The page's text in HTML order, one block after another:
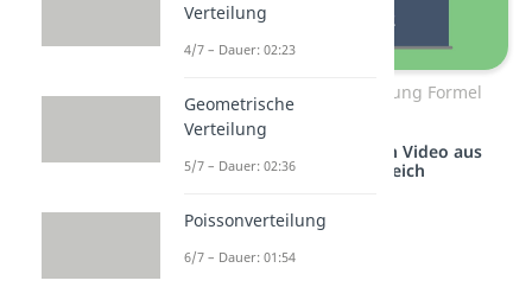
Hypergeometrische Verteilung Formel
Studyflix vernetzt: Hier ein Video aus
einem anderen Bereich
Verteilung
4/7 – Dauer: 02:23
Geometrische
Verteilung
5/7 – Dauer: 02:36
Poissonverteilung
6/7 – Dauer: 01:54